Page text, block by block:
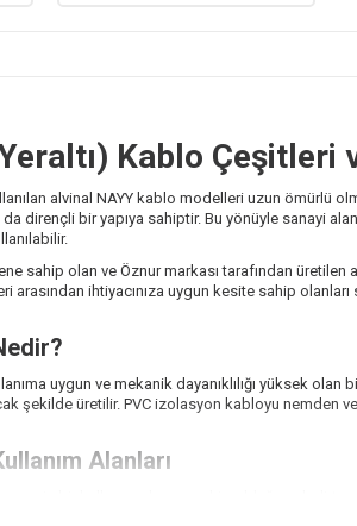
Kablo Çeşitleri
alvinal NAYY kablo modelleri uzun ömürlü
dirençli bir yapıya sahiptir. Bu yönüyle sanayi
sahip olan ve Öznur markası tarafından üretilen
arasından ihtiyacınıza uygun kesite sahip
uygun ve mekanik dayanıklılığı yüksek
şekilde üretilir. PVC izolasyon kabloyu nemden
Alanları